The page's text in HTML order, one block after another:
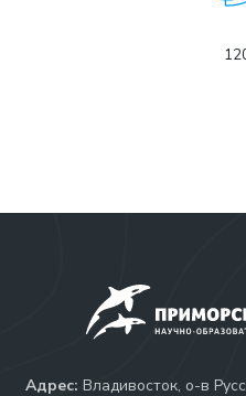
Адрес: Владивосток, о-в